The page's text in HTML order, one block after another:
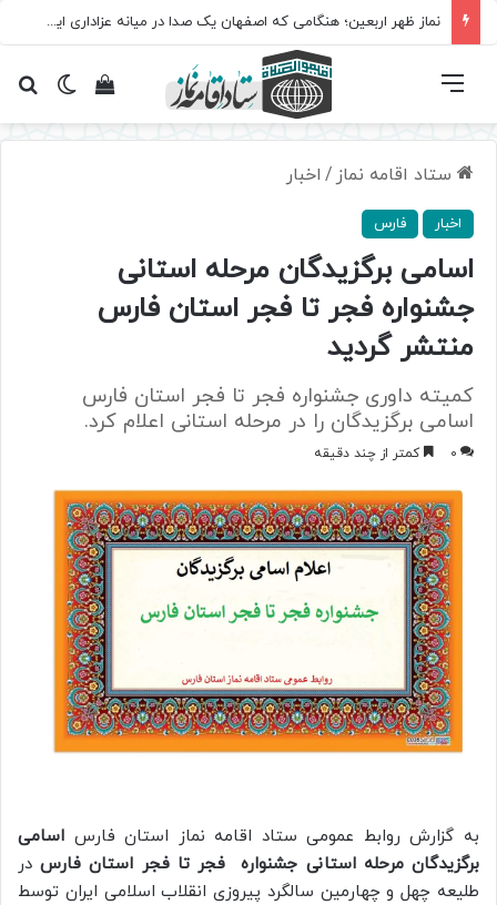
نماز ظهر اربعین؛ هنگامی که اصفهان یک صدا در میانه عزاداری ایستاد
تغییرمشاهده فهرست
ستاد اقامه نماز / اخبار
اخبار فارس
اسامی برگزیدگان مرحله استانی
جشنواره فجر تا فجر استان فارس
منتشر گردید
کمیته داوری جشنواره فجر تا فجر استان فارس
اسامی برگزیدگان را در مرحله استانی اعلام کرد.
0 کمتر از چند دقیقه
به گزارش روابط عمومی ستاد اقامه نماز استان فارس اسامی
برگزیدگان مرحله استانی جشنواره فجر تا فجر استان فارسدر
طلیعه چهل و چهارمین سالگرد پیروزی انقلاب اسلامی ایران توسط